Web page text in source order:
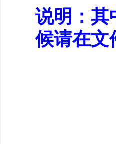
说明：其
候请在文